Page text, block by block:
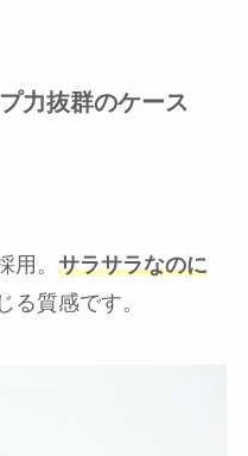
力抜群のケース
用。 サラサラなのに
る質感です。